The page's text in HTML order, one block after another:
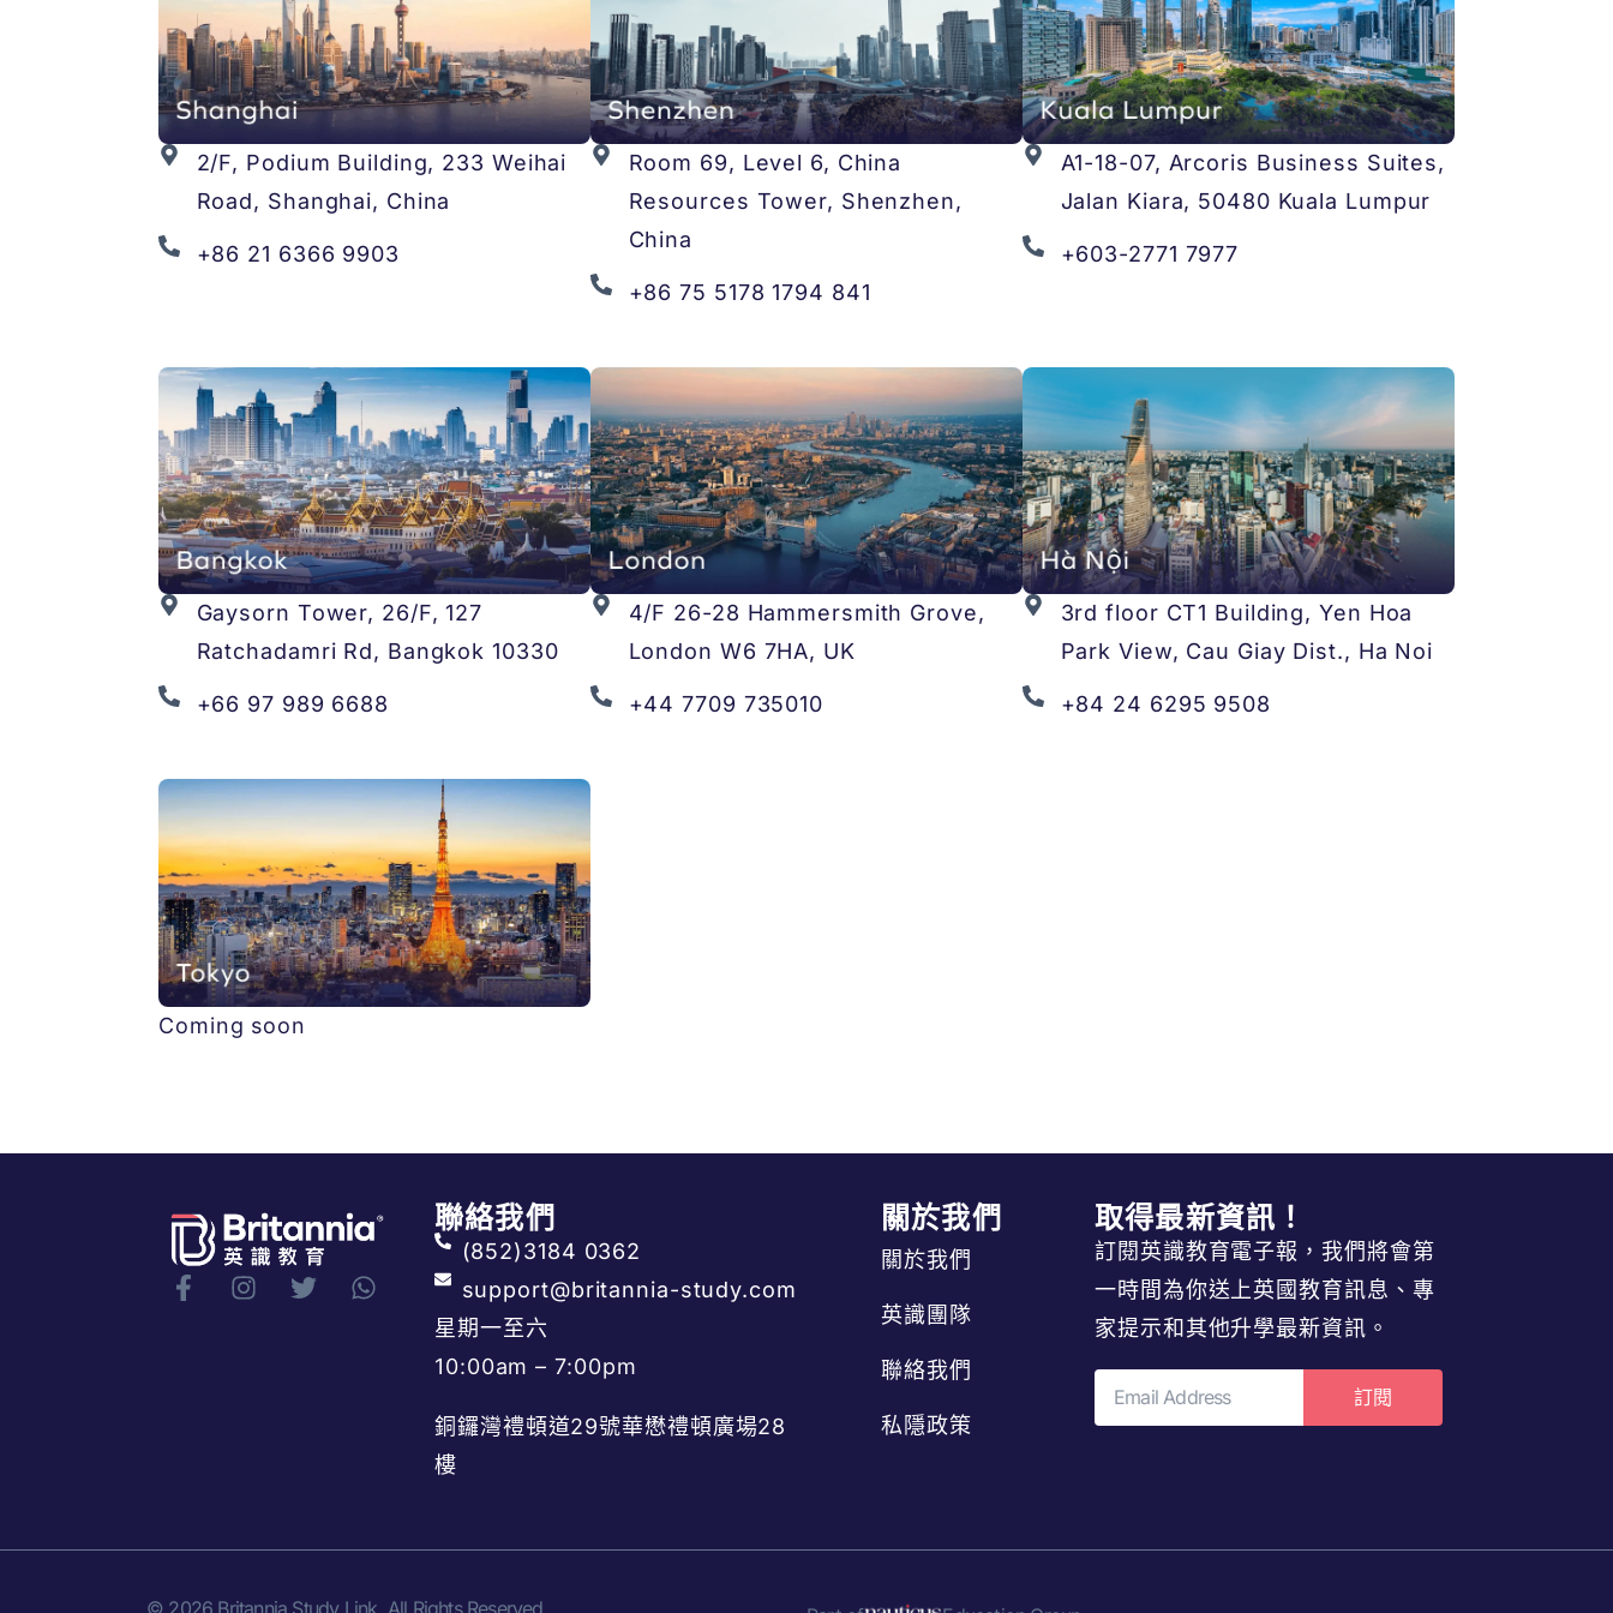
2/F, Podium Building, 233 Weihai
Road, Shanghai, China
+86 21 6366 9903
Room 69, Level 6, China
Resources Tower, Shenzhen,
China
+86 75 5178 1794 841
A1-18-07, Arcoris Business Suites,
Jalan Kiara, 50480 Kuala Lumpur
+603-2771 7977
Gaysorn Tower, 26/F, 127
Ratchadamri Rd, Bangkok 10330
+66 97 989 6688
4/F 26-28 Hammersmith Grove,
London W6 7HA, UK
+44 7709 735010
3rd floor CT1 Building, Yen Hoa
Park View, Cau Giay Dist., Ha Noi
+84 24 6295 9508
Coming soon
聯絡我們
(852)3184 0362
support@britannia-study.com
星期一至六
10:00am – 7:00pm
銅鑼灣禮頓道29號華懋禮頓廣場28
樓
關於我們
關於我們
英識團隊
聯絡我們
私隱政策
取得最新資訊！
訂閱英識教育電子報，我們將會第
一時間為你送上英國教育訊息、專
家提示和其他升學最新資訊。
訂閱